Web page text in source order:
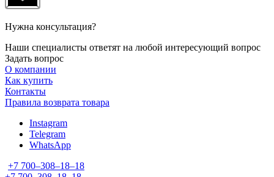
Нужна консультация?
Наши специалисты ответят на любой интересующий вопрос
Задать вопрос
О компании
Как купить
Контакты
Правила возврата товара
Instagram
Telegram
WhatsApp
+7 700‒308‒18‒18